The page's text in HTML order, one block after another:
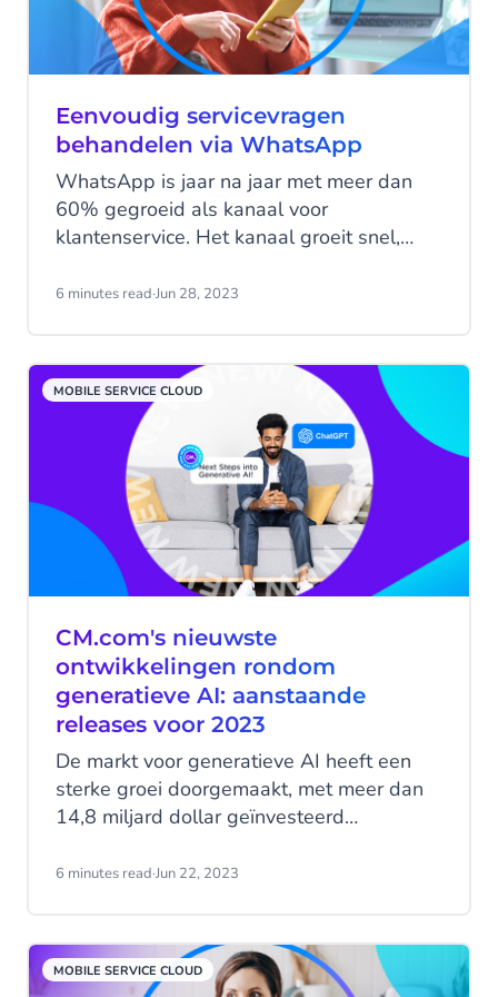
Eenvoudig servicevragen
behandelen via WhatsApp
WhatsApp is jaar na jaar met meer dan
60% gegroeid als kanaal voor
klantenservice. Het kanaal groeit snel,
van WhatsApp Business voor
de toenemende inkomende vragen via
WhatsApp? In deze blog bespreken we
waarom WhatsApp Business voordelig is
voor de klantenservice en hoe je
inkomende berichten efficiënt kunt
afhandelen met de Mobile Service Cloud
van CM.com.
6 minutes read·Jun 28, 2023
MOBILE SERVICE CLOUD
CM.com's nieuwste
ontwikkelingen rondom
generatieve AI: aanstaande
releases voor 2023
De markt voor generatieve AI heeft een
sterke groei doorgemaakt, met meer dan
14,8 miljard dollar geïnvesteerd
bouwen op Large Language Models zoals
groei door, wat duidelijk blijkt uit het grote
aantal domeinregistraties op dit gebied
6 minutes read·Jun 22, 2023
MOBILE SERVICE CLOUD